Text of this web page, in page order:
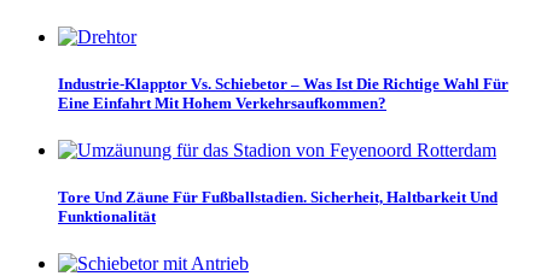
Industrie-Klapptor Vs. Schiebetor – Was Ist Die Richtige Wahl Für
Eine Einfahrt Mit Hohem Verkehrsaufkommen?
Tore Und Zäune Für Fußballstadien. Sicherheit, Haltbarkeit Und
Funktionalität